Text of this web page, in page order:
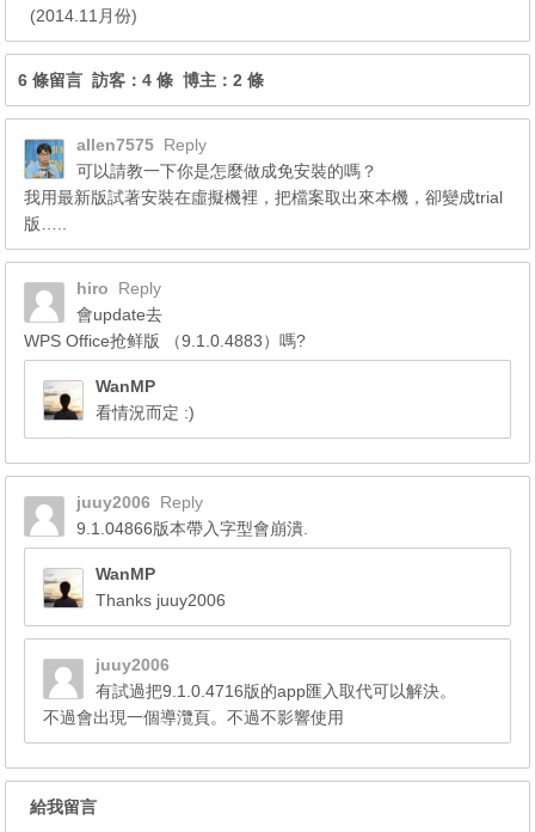
(2014.11月份)
6 條留言 訪客：4 條 博主：2 條
allen7575 Reply
可以請教一下你是怎麼做成免安裝的嗎？
我用最新版試著安裝在虛擬機裡，把檔案取出來本機，卻變成trial
版…..
hiro
Reply
會update去
WPS Office抢鲜版 （9.1.0.4883）嗎?
WanMP
看情況而定 :)
juuy2006
Reply
9.1.04866版本帶入字型會崩潰.
WanMP
Thanks juuy2006
juuy2006
有試過把9.1.0.4716版的app匯入取代可以解決。
不過會出現一個導灠頁。不過不影響使用
給我留言